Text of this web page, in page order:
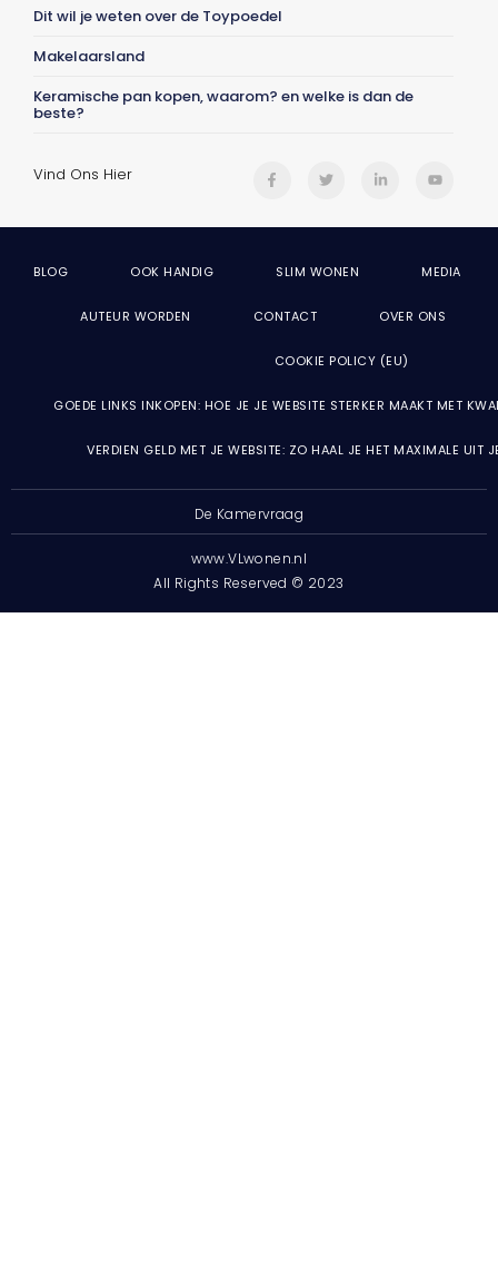
Dit wil je weten over de Toypoedel
Makelaarsland
Keramische pan kopen, waarom? en welke is dan de
beste?
Vind Ons Hier
BLOG OOK HANDIG SLIM WONEN MEDIA
AUTEUR WORDEN CONTACT OVER ONS
COOKIE POLICY (EU)
GOEDE LINKS INKOPEN: HOE JE JE WEBSITE STERKER MAAKT MET
VERDIEN GELD MET JE WEBSITE: ZO HAAL JE HET MAXIMALE UIT
De Kamervraag
www.VLwonen.nl
All Rights Reserved © 2023